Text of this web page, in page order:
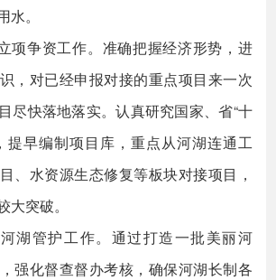
。
项争资工作。准确把握经济形势，进
，对已经申报对接的重点项目来一次
尽快落地落实。认真研究国家、省“十
提早编制项目库，重点从河湖连通工
、水资源生态修复等板块对接项目，
突破。
湖管护工作。通过打造一批美丽河
强化督查督办考核，确保河湖长制各